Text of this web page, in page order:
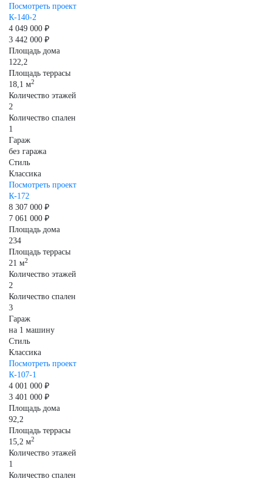
Посмотреть проект
К-140-2
4 049 000 ₽
3 442 000 ₽
Площадь дома
122,2
Площадь террасы
18,1 м2
Количество этажей
2
Количество спален
1
Гараж
без гаража
Стиль
Классика
Посмотреть проект
К-172
8 307 000 ₽
7 061 000 ₽
Площадь дома
234
Площадь террасы
21 м2
Количество этажей
2
Количество спален
3
Гараж
на 1 машину
Стиль
Классика
Посмотреть проект
К-107-1
4 001 000 ₽
3 401 000 ₽
Площадь дома
92,2
Площадь террасы
15,2 м2
Количество этажей
1
Количество спален